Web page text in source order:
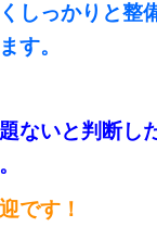
しっかりと整
す。
ないと判断し
です！